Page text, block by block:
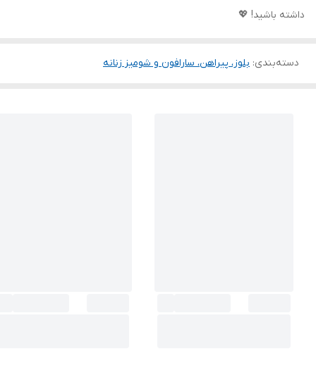
داشته باشید! 💖
دسته‌بندی: بلوز، پیراهن، سارافون و شومیز زنانه